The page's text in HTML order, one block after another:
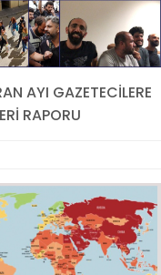
AYI GAZETECİLERE
RAPORU